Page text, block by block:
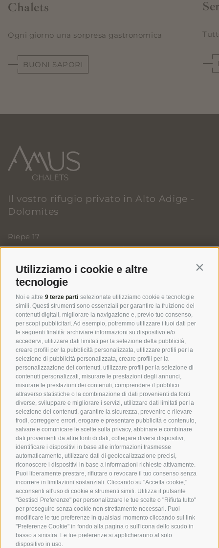
Utilizziamo i cookie e altre
tecnologie
Noi e altre 9 terze parti selezionate utilizziamo cookie e tecnologie
simili. Questi strumenti sono essenziali per garantire la fruizione dei
contenuti digitali, migliorare la navigazione e, previo tuo consenso,
per scopi pubblicitari. Ad esempio, potremmo utilizzare i tuoi dati per
le seguenti finalità: archiviare informazioni su dispositivo e/o
accedervi, utilizzare dati limitati per la selezione della pubblicità,
creare profili per la pubblicità personalizzata, utilizzare profili per la
selezione di pubblicità personalizzata, creare profili per la
personalizzazione dei contenuti, utilizzare profili per la selezione di
contenuti personalizzati, misurare le prestazioni degli annunci,
misurare le prestazioni dei contenuti, comprendere il pubblico
attraverso statistiche o la combinazione di dati provenienti da fonti
diverse, sviluppare e migliorare i servizi, utilizzare dati limitati per la
selezione dei contenuti, garantire la sicurezza, prevenire e rilevare
frodi, correggere errori, erogare e presentare pubblicità e contenuto,
salvare e comunicare le scelte sulla privacy, abbinare e combinare
dati provenienti da altre fonti di dati, collegare diversi dispositivi,
identificare i dispositivi in base alle informazioni trasmesse
automaticamente, utilizzare dati di geolocalizzazione precisi,
riconoscere i dispositivi in base a informazioni richieste attivamente.
Puoi liberamente prestare, rifiutare o revocare il tuo consenso senza
incorrere in limitazioni sostanziali. Cliccando su "Accetta cookie,"
acconsenti all'uso di cookie e strumenti simili. Utilizza il pulsante
"Gestisci Preferenze" per personalizzare le tue scelte o "Rifiuta tutto"
per proseguire senza cookie non strettamente necessari. Puoi
modificare le tue preferenze in qualsiasi momento cliccando sul link
"Preferenze Cookie" in fondo alla pagina o sull'icona dello scudo in
basso a sinistra. Le tue preferenze si applicheranno al solo
dispositivo in uso.
Chalets
Ogni giorno una sorpresa gastronomica
BUONI SAPORI
Il vostro rifugio privato in Alto Adige -
Dolomites
Riepe 17
I-39030 Rasun Anterselva (BZ)
•
Alto Adige
Sempre aggiornati? Ma certo
ISCRIZIONE ALLA NEWSLETTER
CALCOLA TARIFFA
RICHIEDI ORA
PRENOTA ONLINE
BUONO REGALO
SOCIAL WALL
COME RAGGIUNGERCI
VACANZA CON IL CANE
SMART WORKING